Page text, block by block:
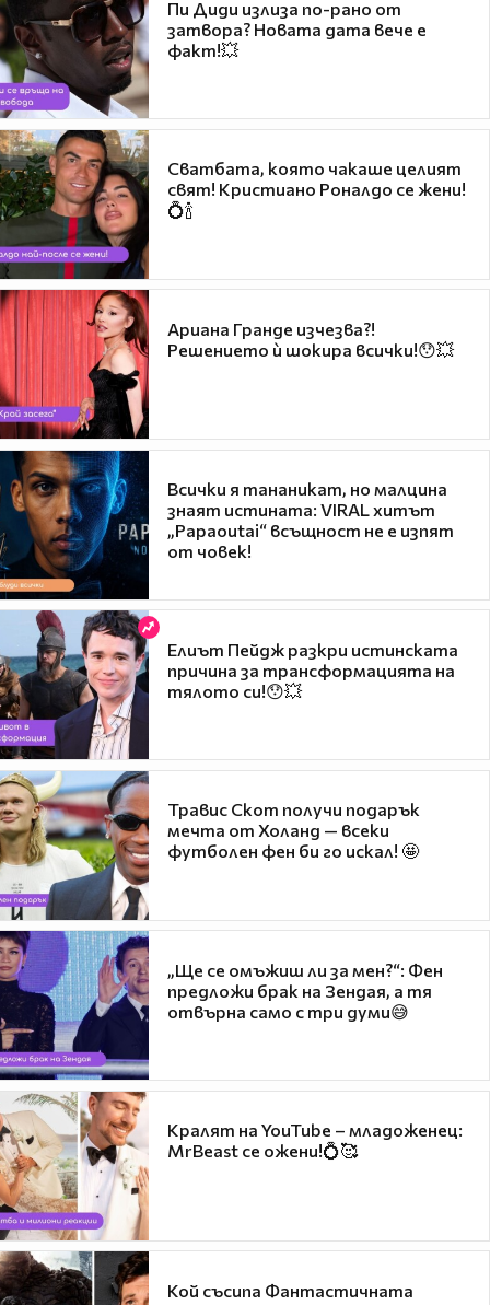
Пи Диди излиза по-рано от
затвора? Новата дата вече е
факт!💥
Сватбата, която чакаше целият
свят! Кристиано Роналдо се жени!
💍🍾
Ариана Гранде изчезва?!
Решението ѝ шокира всички!😯💥
Всички я тананикат, но малцина
знаят истината: VIRAL хитът
„Papaoutai“ всъщност не е изпят
от човек!
Елиът Пейдж разкри истинската
причина за трансформацията на
тялото си!😯💥
Травис Скот получи подарък
мечта от Холанд — всеки
футболен фен би го искал! 🤩
„Ще се омъжиш ли за мен?“: Фен
предложи брак на Зендая, а тя
отвърна само с три думи😅
Кралят на YouTube – младоженец:
MrBeast се ожени!💍🥰
Кой съсипа Фантастичната